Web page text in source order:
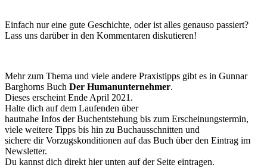
Einfach nur eine gute Geschichte, oder ist alles genauso passiert?
Lass uns darüber in den Kommentaren diskutieren!
Mehr zum Thema und viele andere Praxistipps gibt es in Gunnar
Barghorns Buch Der Humanunternehmer.
Dieses erscheint Ende April 2021.
Halte dich auf dem Laufenden über
hautnahe Infos der Buchentstehung bis zum Erscheinungstermin,
viele weitere Tipps bis hin zu Buchausschnitten und
sichere dir Vorzugskonditionen auf das Buch über den Eintrag im
Newsletter.
Du kannst dich direkt hier unten auf der Seite eintragen.